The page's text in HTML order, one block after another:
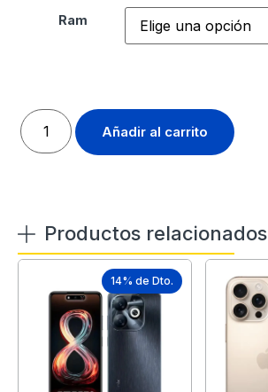
Ram
Añadir al carrito
Productos relacionados
14% de Dto.